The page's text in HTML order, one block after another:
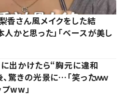
さん風メイクをした結
かと思った」「ベースが美し
に出かけたら“胸元に違和
驚きの光景に…「笑ったｗｗ
プww」